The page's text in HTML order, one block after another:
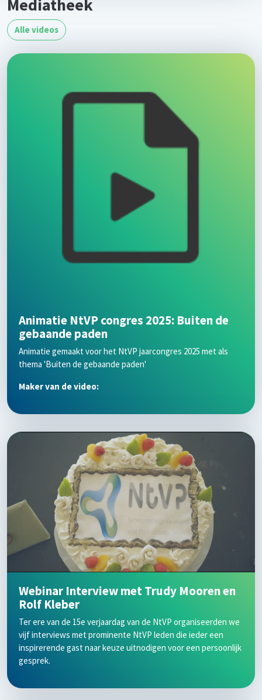
Mediatheek
Alle videos
Animatie NtVP congres 2025: Buiten de
gebaande paden
Animatie gemaakt voor het NtVP jaarcongres 2025 met als
thema 'Buiten de gebaande paden'
Maker van de video:
Webinar Interview met Trudy Mooren en
Rolf Kleber
Ter ere van de 15e verjaardag van de NtVP organiseerden we
vijf interviews met prominente NtVP leden die ieder een
inspirerende gast naar keuze uitnodigen voor een persoonlijk
gesprek.